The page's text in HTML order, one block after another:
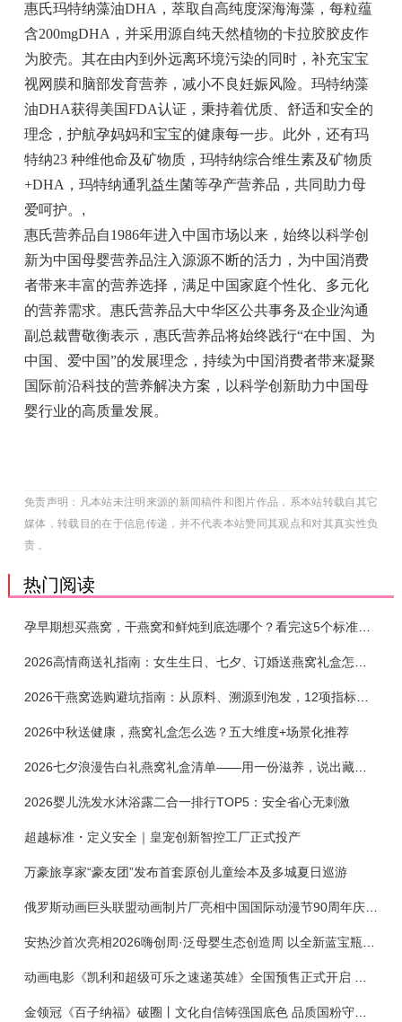
惠氏玛特纳藻油DHA，萃取自高纯度深海海藻，每粒蕴
含200mgDHA，并采用源自纯天然植物的卡拉胶胶皮作
为胶壳。其在由内到外远离环境污染的同时，补充宝宝
视网膜和脑部发育营养，减小不良妊娠风险。玛特纳藻
油DHA获得美国FDA认证，秉持着优质、舒适和安全的
理念，护航孕妈妈和宝宝的健康每一步。此外，还有玛
特纳23 种维他命及矿物质，玛特纳综合维生素及矿物质
+DHA，玛特纳通乳益生菌等孕产营养品，共同助力母
爱呵护。 ,
惠氏营养品自1986年进入中国市场以来，始终以科学创
新为中国母婴营养品注入源源不断的活力，为中国消费
者带来丰富的营养选择，满足中国家庭个性化、多元化
的营养需求。惠氏营养品大中华区公共事务及企业沟通
副总裁曹敬衡表示，惠氏营养品将始终践行“在中国、为
中国、爱中国”的发展理念，持续为中国消费者带来凝聚
国际前沿科技的营养解决方案，以科学创新助力中国母
婴行业的高质量发展。
免责声明：凡本站未注明来源的新闻稿件和图片作品，系本站转载自其它
媒体，转载目的在于信息传递，并不代表本站赞同其观点和对其真实性负
责 。
热门阅读
孕早期想买燕窝，干燕窝和鲜炖到底选哪个？看完这5个标准再下单
2026干燕窝选购避坑指南：从原料、溯源到泡发，12项指标判断靠谱燕窝
2026中秋送健康，燕窝礼盒怎么选？五大维度+场景化推荐
2026七夕浪漫告白礼燕窝礼盒清单——用一份滋养，说出藏在心底的爱
2026婴儿洗发水沐浴露二合一排行TOP5：安全省心无刺激
超越标准・定义安全｜皇宠创新智控工厂正式投产
万豪旅享家“豪友团”发布首套原创儿童绘本及多城夏日巡游
俄罗斯动画巨头联盟动画制片厂亮相中国国际动漫节90周年庆开启中国之旅新篇章
金领冠《百子纳福》破圈丨文化自信铸强国底色 品质国粉守护新生